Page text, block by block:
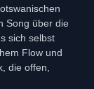
Song über die
sich selbst
Flow und
die offen,